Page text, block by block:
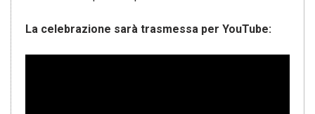
La celebrazione sarà trasmessa per YouTube: